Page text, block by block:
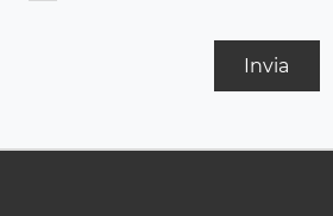
Invia